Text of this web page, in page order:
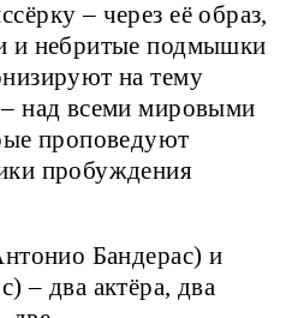
– через её образ,
и небритые подмышки
на тему
над всеми мировыми
проповедуют
пробуждения
Бандерас) и
– два актёра, два